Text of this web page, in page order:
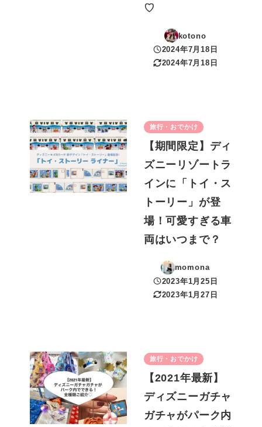
♡
kotono
投稿日
2024年7月18日
更新日
2024年7月18日
旅行・おでかけ
【期間限定】ディ
ズニーリゾートラ
インに「トイ・ス
トーリー」が登
場！可愛すぎる車
両はいつまで？
momona
投稿日
2023年1月25日
更新日
2023年1月27日
旅行・おでかけ
【2021年最新】
ディズニーガチャ
ガチャがパーク内